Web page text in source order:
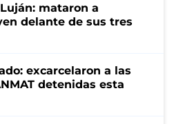
mataron a
delante de sus tres
excarcelaron a las
detenidas esta